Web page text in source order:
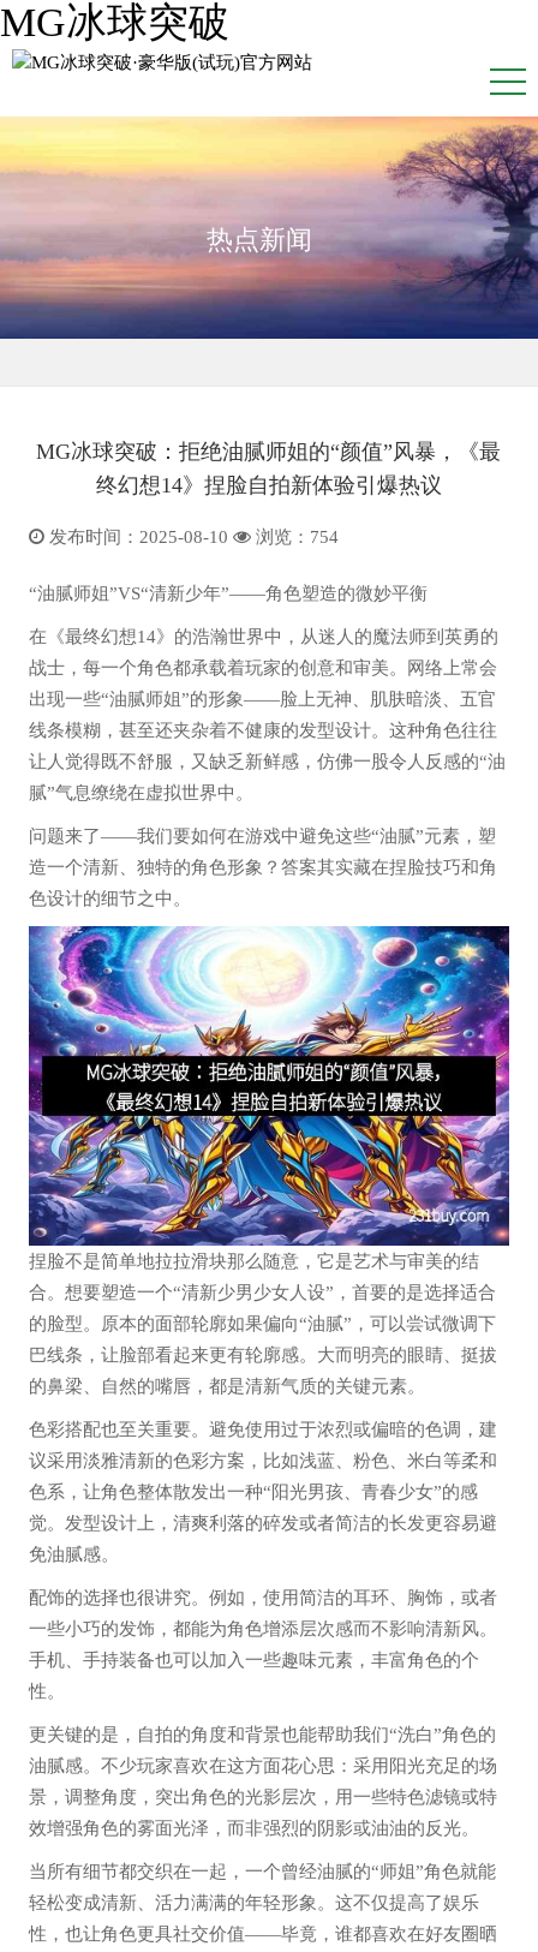
MG冰球突破
热点新闻
MG冰球突破：拒绝油腻师姐的“颜值”风暴，《最
终幻想14》捏脸自拍新体验引爆热议
发布时间：2025-08-10 浏览： 754
“油腻师姐”VS“清新少年”——角色塑造的微妙平衡
在《最终幻想14》的浩瀚世界中，从迷人的魔法师到英勇的
战士，每一个角色都承载着玩家的创意和审美。网络上常会
出现一些“油腻师姐”的形象——脸上无神、肌肤暗淡、五官
线条模糊，甚至还夹杂着不健康的发型设计。这种角色往往
让人觉得既不舒服，又缺乏新鲜感，仿佛一股令人反感的“油
腻”气息缭绕在虚拟世界中。
问题来了——我们要如何在游戏中避免这些“油腻”元素，塑
造一个清新、独特的角色形象？答案其实藏在捏脸技巧和角
色设计的细节之中。
捏脸不是简单地拉拉滑块那么随意，它是艺术与审美的结
合。想要塑造一个“清新少男少女人设”，首要的是选择适合
的脸型。原本的面部轮廓如果偏向“油腻”，可以尝试微调下
巴线条，让脸部看起来更有轮廓感。大而明亮的眼睛、挺拔
的鼻梁、自然的嘴唇，都是清新气质的关键元素。
色彩搭配也至关重要。避免使用过于浓烈或偏暗的色调，建
议采用淡雅清新的色彩方案，比如浅蓝、粉色、米白等柔和
色系，让角色整体散发出一种“阳光男孩、青春少女”的感
觉。发型设计上，清爽利落的碎发或者简洁的长发更容易避
免油腻感。
配饰的选择也很讲究。例如，使用简洁的耳环、胸饰，或者
一些小巧的发饰，都能为角色增添层次感而不影响清新风。
手机、手持装备也可以加入一些趣味元素，丰富角色的个
性。
更关键的是，自拍的角度和背景也能帮助我们“洗白”角色的
油腻感。不少玩家喜欢在这方面花心思：采用阳光充足的场
景，调整角度，突出角色的光影层次，用一些特色滤镜或特
效增强角色的雾面光泽，而非强烈的阴影或油油的反光。
当所有细节都交织在一起，一个曾经油腻的“师姐”角色就能
轻松变成清新、活力满满的年轻形象。这不仅提高了娱乐
性，也让角色更具社交价值——毕竟，谁都喜欢在好友圈晒